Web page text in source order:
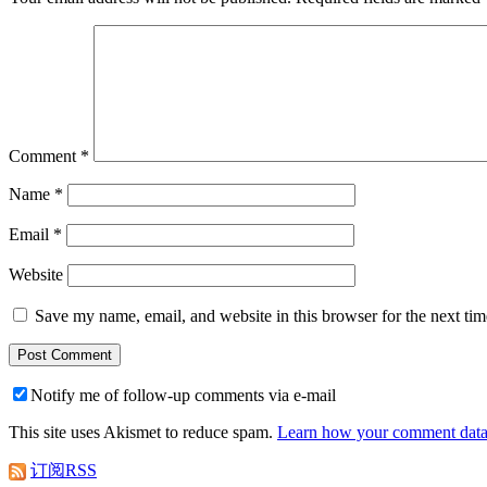
Comment *
Name *
Email *
Website
Save my name, email, and website in this browser for the next
Notify me of follow-up comments via e-mail
This site uses Akismet to reduce spam. Learn how your comment
订阅RSS